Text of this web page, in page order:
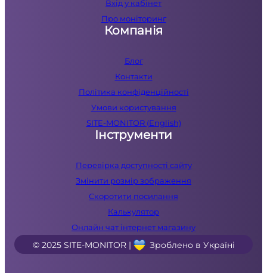
Вхід у кабінет
Про моніторинг
Компанія
Блог
Контакти
Політика конфіденційності
Умови користування
SITE-MONITOR (English)
Інструменти
Перевірка доступності сайту
Змінити розмір зображення
Скоротити посилання
Калькулятор
Онлайн чат інтернет магазину
© 2025 SITE-MONITOR | Зроблено в Україні